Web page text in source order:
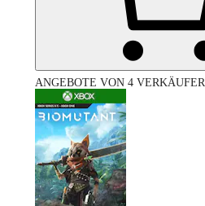
ANGEBOTE VON 4 VERKÄUFER